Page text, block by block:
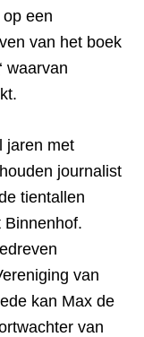
een
van het boek
‘ waarvan
jaren met
journalist
tientallen
Binnenhof.
van
kan Max de
van